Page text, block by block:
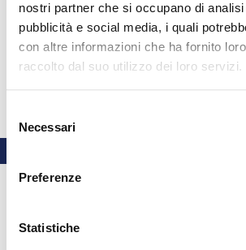
nostri partner che si occupano di
pubblicità e social media, i quali
con altre informazioni che ha fornito
raccolto dal suo utilizzo dei loro servizi.
delNecessari
Preferenze
Statistiche
Ottieni l'app mobile
© 2025 - Universita' degli Studi "Magna
Campus Universitario "Salvatore Venuta"
Viale Europa - Localitá Germaneto (88100)